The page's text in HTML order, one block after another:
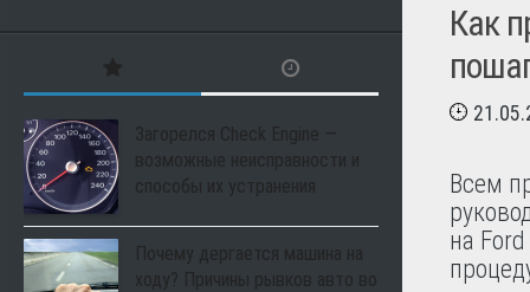
Как
Всем
на
Загорелся Check Engine —
возможные неисправности и
способы их устранения
Почему дергается машина на
ходу? Причины рывков авто во